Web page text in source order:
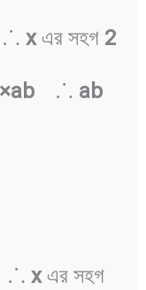
xএর সহগ 2
⸫ ab
xএর সহগ